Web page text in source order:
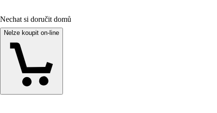
Nechat si doručit domů
Nelze koupit on-line